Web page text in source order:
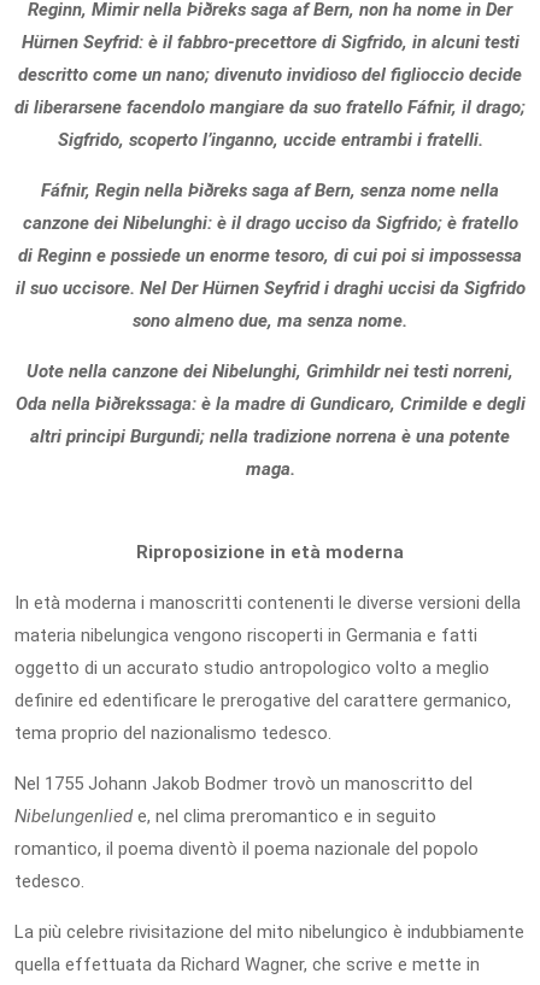
Reginn, Mimir nella Þiðreks saga af Bern, non ha nome in Der
Hürnen Seyfrid: è il fabbro-precettore di Sigfrido, in alcuni testi
descritto come un nano; divenuto invidioso del figlioccio decide
di liberarsene facendolo mangiare da suo fratello Fáfnir, il drago;
Sigfrido, scoperto l’inganno, uccide entrambi i fratelli.
Fáfnir, Regin nella Þiðreks saga af Bern, senza nome nella
canzone dei Nibelunghi: è il drago ucciso da Sigfrido; è fratello
di Reginn e possiede un enorme tesoro, di cui poi si impossessa
il suo uccisore. Nel Der Hürnen Seyfrid i draghi uccisi da Sigfrido
sono almeno due, ma senza nome.
Uote nella canzone dei Nibelunghi, Grimhildr nei testi norreni,
Oda nella Þiðrekssaga: è la madre di Gundicaro, Crimilde e degli
altri principi Burgundi; nella tradizione norrena è una potente
maga.
Riproposizione in età moderna
In età moderna i manoscritti contenenti le diverse versioni della
materia nibelungica vengono riscoperti in Germania e fatti
oggetto di un accurato studio antropologico volto a meglio
definire ed edentificare le prerogative del carattere germanico,
tema proprio del nazionalismo tedesco.
Nel 1755 Johann Jakob Bodmer trovò un manoscritto del
Nibelungenliede, nel clima preromantico e in seguito
romantico, il poema diventò il poema nazionale del popolo
tedesco.
La più celebre rivisitazione del mito nibelungico è indubbiamente
quella effettuata da Richard Wagner, che scrive e mette in